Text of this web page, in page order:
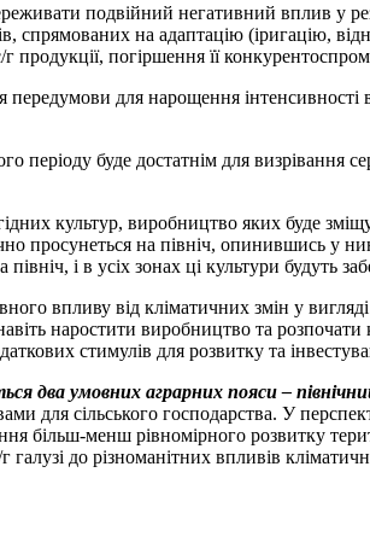
подвійний негативний вплив у
на адаптацію (іригацію,
продукції, погіршення її
для нарощення
періоду буде достатнім для визрівання
культур, виробництво яких буде
на північ, опинившись у
і в усіх зонах ці культури будуть
впливу від кліматичних змін у
наростити виробництво та
стимулів для розвитку та
два умовних аграрних пояси –
сільського господарства. У
більш-менш рівномірного розвитку
до різноманітних впливів